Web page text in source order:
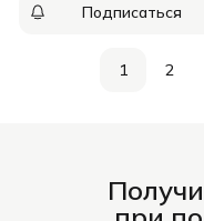
Подписаться
1 2